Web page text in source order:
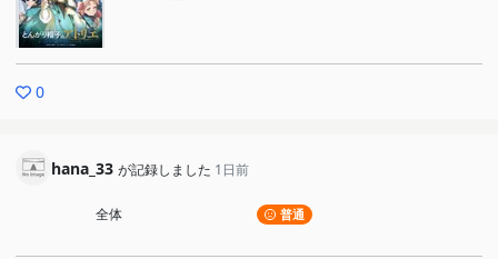
0
hana_33 が記録しました 1日前
全体 普通